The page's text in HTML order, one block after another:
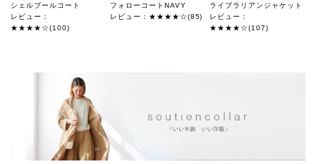
シェルブールコート
レビュー：
★★★★☆(100)
フォローコートNAVY
レビュー：★★★★☆(85)
ライブラリアンジャケット
レビュー：
★★★★☆(107)